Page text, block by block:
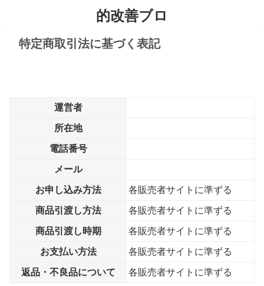
的改善ブロ
グ
特定商取引法に基づく表記
運営者
所在地
電話番号
メール
お申し込み方法 各販売者サイトに準ずる
商品引渡し方法 各販売者サイトに準ずる
商品引渡し時期 各販売者サイトに準ずる
お支払い方法 各販売者サイトに準ずる
返品・不良品について 各販売者サイトに準ずる